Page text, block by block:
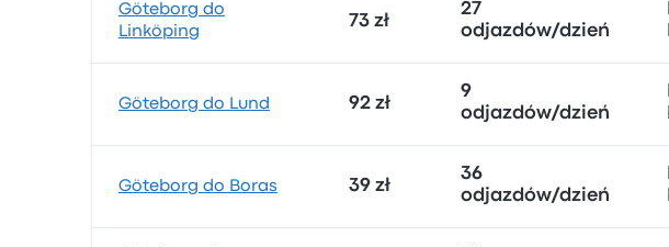
Göteborg do
Linköping
73 zł
27
odjazdów/dzień
Göteborg do Lund 92 zł
9
odjazdów/dzień
Göteborg do Boras 39 zł
36
odjazdów/dzień